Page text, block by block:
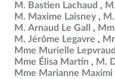
M. Bastien Lachaud
M. Maxime Laisney
M. Arnaud Le Gall
M. Jérôme Legavre
Mme Murielle Lepvraud
Mme Élisa Martin
M.
Mme Marianne Maximi